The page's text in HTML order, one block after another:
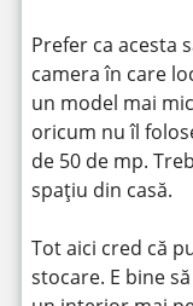
Prefer ca acesta
camera în care
un model mai
oricum nu îl
de 50 de mp.
spațiu din casă.
Tot aici cred că
stocare. E bine